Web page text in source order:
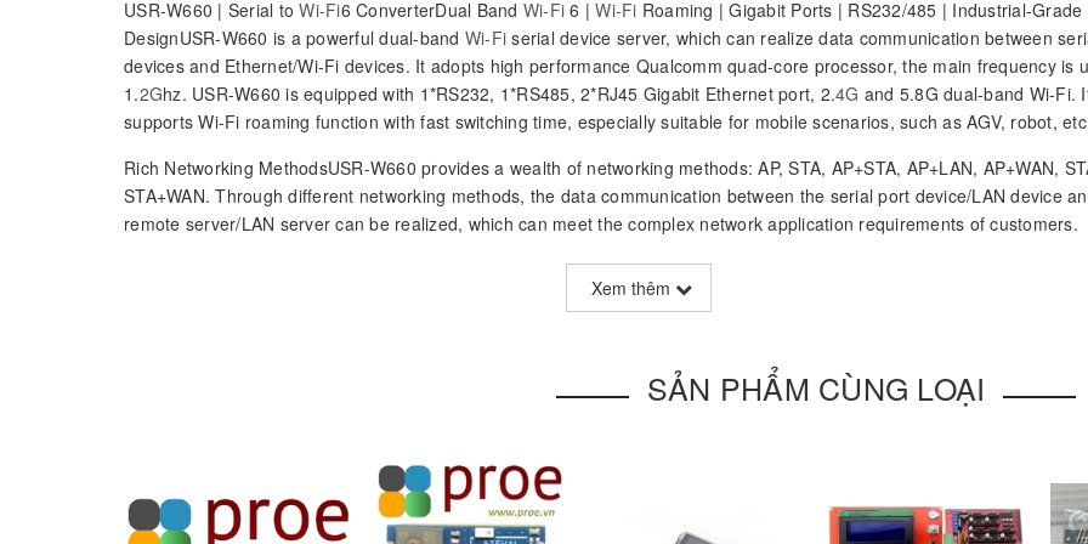
USR-W660 | Serial toWi-Fi6 ConverterDual Band Wi-Fi 6 |Wi-Fi Roaming | Gigabit Ports | RS232/485 | Industrial-Grade
DesignUSR-W660 is a powerful dual-band Wi-Fi serial device server, which can realize data communication between
devices and Ethernet/Wi-Fi devices. It adopts high performance Qualcomm quad-core processor, the main frequency is
1.2Ghz. USR-W660 is equipped with 1*RS232, 1*RS485, 2*RJ45 Gigabit Ethernet port, 2.4G and 5.8G dual-band Wi-Fi.
supports Wi-Fi roaming function with fast switching time, especially suitable for mobile scenarios, such as AGV, robot,
Rich Networking MethodsUSR-W660 provides a wealth of networking methods: AP, STA, AP+STA, AP+LAN, AP+WAN,
STA+WAN. Through different networking methods, the data communication between the serial port device/LAN device
remote server/LAN server can be realized, which can meet the complex network application requirements of customers.
Fast Wi-Fi Roaming, More Stable CommunicationUSR-W660 can realize fast switching between different APs through the
roaming function. The switching time is less than 100ms, which can ensure real-time and reliable data transmission. It is
AP/STA/AP+STA mode supported.
Wi-Fi roaming function, less than 100ms latency.
Xem thêm
SẢN PHẨM CÙNG LOẠI